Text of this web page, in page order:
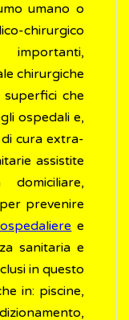
umano o
chirurgico
chirurgiche
che
ospedali e,
cura extra-
assistite
domiciliare,
prevenire
e
sanitaria e
in questo
in: piscine,